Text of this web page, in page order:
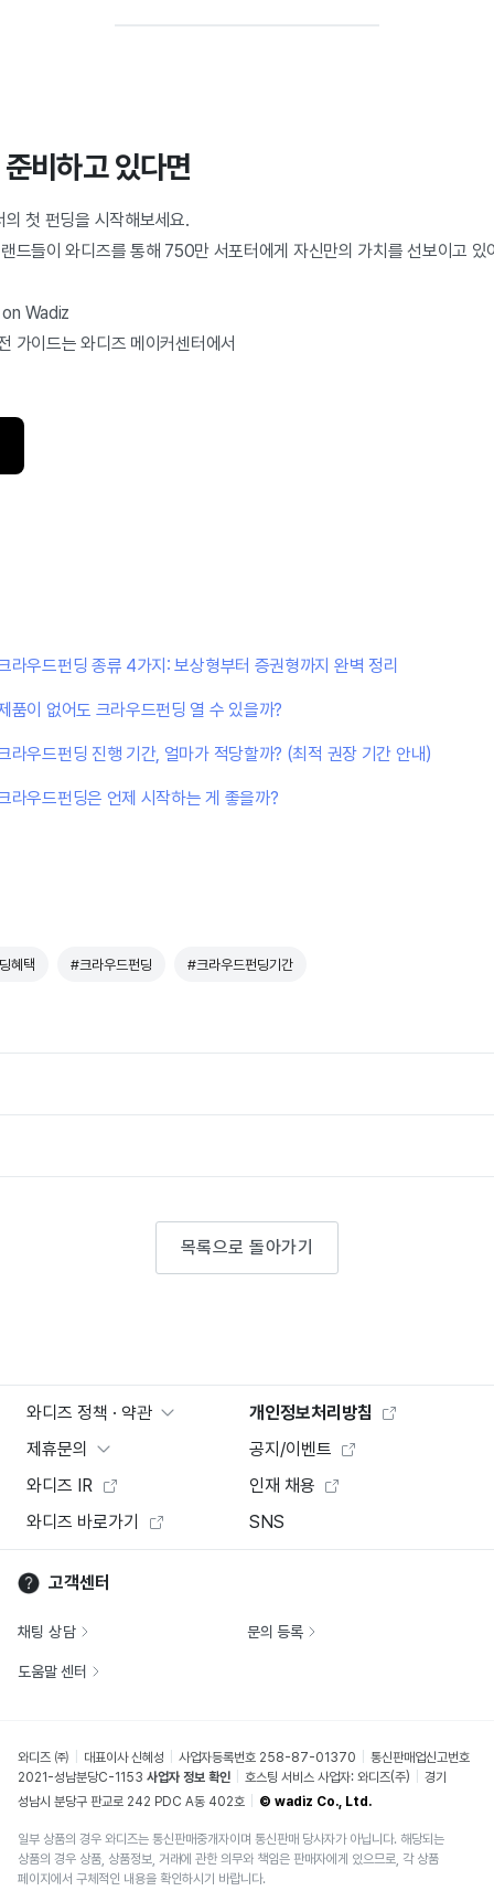
비하고 있다면
첫 펀딩을 시작해보세요.
드들이 와디즈를 통해 750만 서포터에게 자신만의 가치를 선보이고 있
Wadiz
가이드는 와디즈 메이커센터에서
라우드펀딩 종류 4가지: 보상형부터 증권형까지 완벽 정리
품이 없어도 크라우드펀딩 열 수 있을까?
라우드펀딩 진행 기간, 얼마가 적당할까? (최적 권장 기간 안내)
라우드펀딩은 언제 시작하는 게 좋을까?
혜택 #크라우드펀딩 #크라우드펀딩기간
목록으로 돌아가기
와디즈 정책 · 약관
개인정보처리방침
제휴문의
공지/이벤트
와디즈 IR
인재 채용
와디즈 바로가기
SNS
고객센터
채팅 상담 문의 등록
도움말 센터
와디즈 ㈜ 대표이사 신혜성 사업자등록번호 258-87-01370
통신판매업신고번호
2021-성남분당C-1153 사업자 정보 확인 호스팅 서비스 사업자: 와디즈(주)
경기
성남시 분당구 판교로 242 PDC A동 402호
© wadiz Co., Ltd.
일부 상품의 경우 와디즈는 통신판매중개자이며 통신판매 당사자가 아닙니다. 해당되는
상품의 경우 상품, 상품정보, 거래에 관한 의무와 책임은 판매자에게 있으므로, 각 상품
페이지에서 구체적인 내용을 확인하시기 바랍니다.